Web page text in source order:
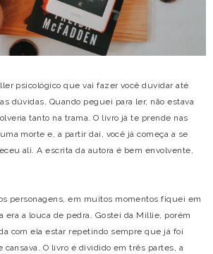
psicológico que vai fazer você duvidar até
dúvidas. Quando peguei para ler, não estava
tanto na trama. O livro já te prende nas
morte e, a partir daí, você já começa a se
ali. A escrita da autora é bem envolvente,
personagens, em muitos momentos fiquei em
era a louca de pedra. Gostei da Millie, porém
com ela estar repetindo sempre que já foi
cansava. O livro é dividido em três partes, a